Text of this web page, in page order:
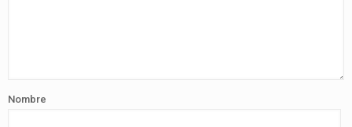
Nombre